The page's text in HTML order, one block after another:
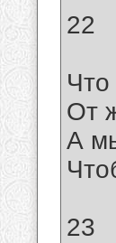
22
Что
От
А
23